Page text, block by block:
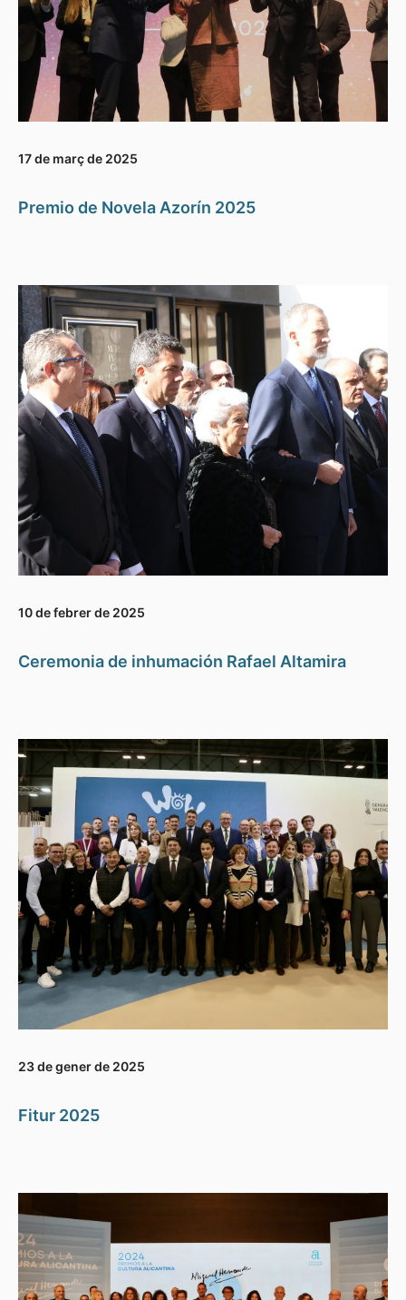
17 de març de 2025
Premio de Novela Azorín 2025
10 de febrer de 2025
Ceremonia de inhumación Rafael Altamira
23 de gener de 2025
Fitur 2025